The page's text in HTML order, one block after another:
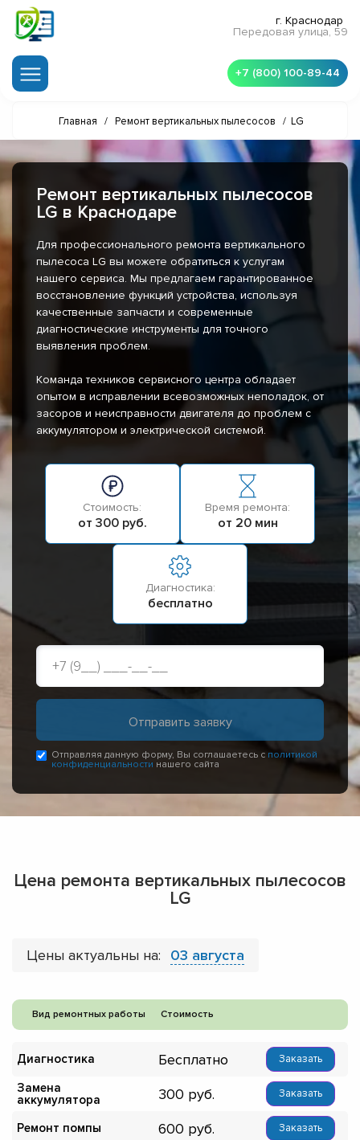
г. Краснодар
Передовая улица, 59
+7 (800) 100-89-44
Главная / Ремонт вертикальных пылесосов / LG
Ремонт вертикальных пылесосов
LG в Краснодаре
Для профессионального ремонта вертикального
пылесоса LG вы можете обратиться к услугам
нашего сервиса. Мы предлагаем гарантированное
восстановление функций устройства, используя
качественные запчасти и современные
диагностические инструменты для точного
выявления проблем.
Команда техников сервисного центра обладает
опытом в исправлении всевозможных неполадок, от
засоров и неисправности двигателя до проблем с
аккумулятором и электрической системой.
Стоимость:
от 300 руб.
Время ремонта:
от 20 мин
Диагностика:
бесплатно
Отправляя данную форму, Вы соглашаетесь с политикой
конфиденциальности нашего сайта
Цена ремонта вертикальных пылесосов
LG
Цены актуальны на: 03 августа
Вид ремонтных работы Стоимость
Диагностика Бесплатно Заказать
Замена
аккумулятора
300 Заказать
Ремонт помпы 600 Заказать